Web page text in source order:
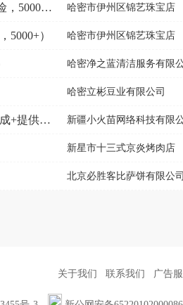
中国黄金珠宝销售（五险，5000+） 哈密市伊州区锦艺珠宝店
5000+） 哈密市伊州区锦艺珠宝店
哈密净之蓝清洁服务有限
哈密立彬豆业有限公司
饿了么-送餐骑手（高提成+提供电动车）可接受寒假工 新疆小火苗网络科技有限
新星市十三式京炎烤肉店
北京必胜客比萨饼有限公
关于我们 联系我们 广告